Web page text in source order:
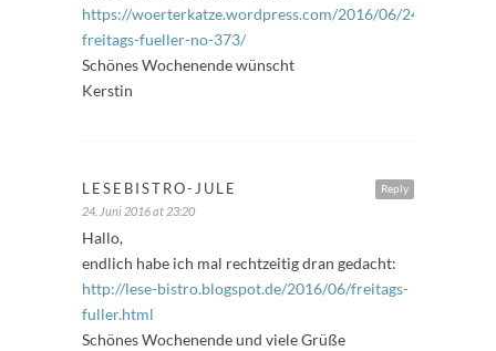
https://woerterkatze.wordpress.com/2016/06/24/
freitags-fueller-no-373/
Schönes Wochenende wünscht
Kerstin
Reply
LESEBISTRO-JULE
24. Juni 2016 at 23:20
Hallo,
endlich habe ich mal rechtzeitig dran gedacht:
http://lese-bistro.blogspot.de/2016/06/freitags-
fuller.html
Schönes Wochenende und viele Grüße